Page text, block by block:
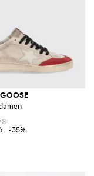
-35%